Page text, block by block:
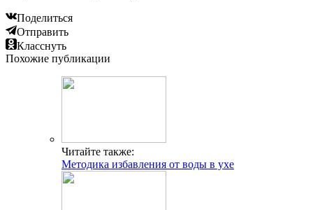
Поделиться
Отправить
Класснуть
Похожие публикации
Читайте также:
Методика избавления от воды в ухе